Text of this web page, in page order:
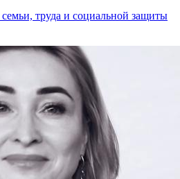
труда и социальной защиты